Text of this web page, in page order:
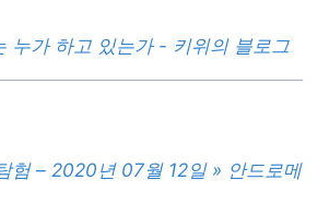
누가 하고 있는가 - 키위의 블로그
험 – 2020년 07월 12일 » 안드로메